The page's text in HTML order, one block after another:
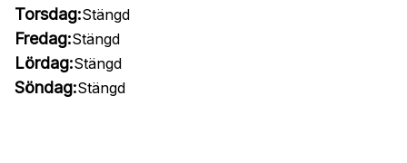
Torsdag:Stängd
Fredag:Stängd
Lördag:Stängd
Söndag:Stängd